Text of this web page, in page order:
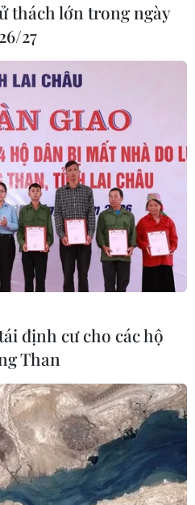
thu hái nhãn
số vùng trồng nhãn xuất
Singapore, Mỹ, Astralia,
lượng ước đạt khoảng 250
thách lớn trong ngày
27
định cư cho các hộ
Than